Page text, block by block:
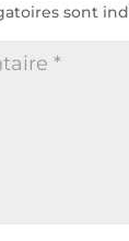
sont